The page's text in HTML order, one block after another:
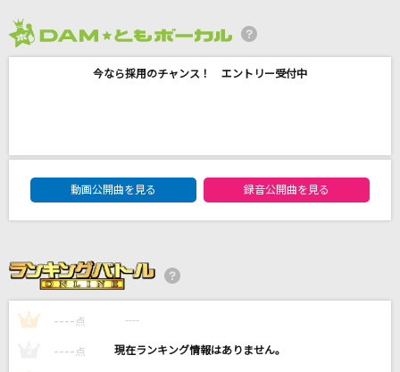
CUTIE STREET
一二三
今なら採用のチャンス！ エントリー受付中
DAM★ともボーカルエントリーランキング
動画公開曲を見る
録音公開曲を見る
1 ---- 点 ----
---- 点 ----